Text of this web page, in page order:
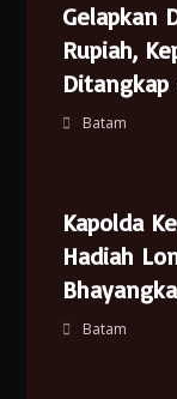
Gelapkan
Rupiah,
Batam
Kapolda
Hadiah
Batam